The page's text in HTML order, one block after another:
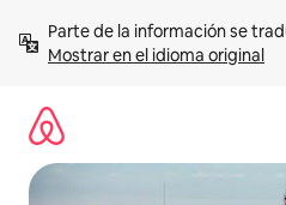
contenidoMostrar en el idioma original